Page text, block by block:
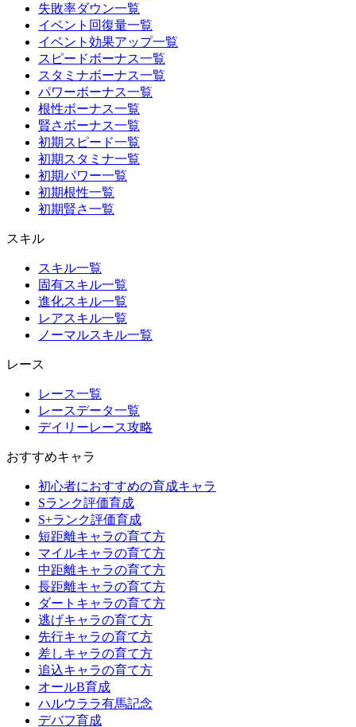
失敗率ダウン一覧
イベント回復量一覧
イベント効果アップ一覧
スピードボーナス一覧
スタミナボーナス一覧
パワーボーナス一覧
根性ボーナス一覧
賢さボーナス一覧
初期スピード一覧
初期スタミナ一覧
初期パワー一覧
初期根性一覧
初期賢さ一覧
スキル
スキル一覧
固有スキル一覧
進化スキル一覧
レアスキル一覧
ノーマルスキル一覧
レース
レース一覧
レースデータ一覧
デイリーレース攻略
おすすめキャラ
初心者におすすめの育成キャラ
Sランク評価育成
S+ランク評価育成
短距離キャラの育て方
マイルキャラの育て方
中距離キャラの育て方
長距離キャラの育て方
ダートキャラの育て方
逃げキャラの育て方
先行キャラの育て方
差しキャラの育て方
追込キャラの育て方
オールB育成
ハルウララ有馬記念
デバフ育成